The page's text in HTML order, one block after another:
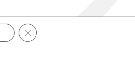
Fermer la bannière des cookies